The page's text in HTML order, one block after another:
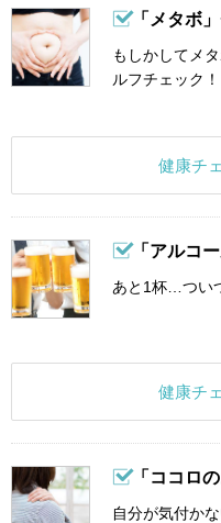
「メタボ
もしかしてメ
ルフチェック！
健康チ
「アルコ
あと1杯…つい
健康チ
「ココロ
自分が気付か